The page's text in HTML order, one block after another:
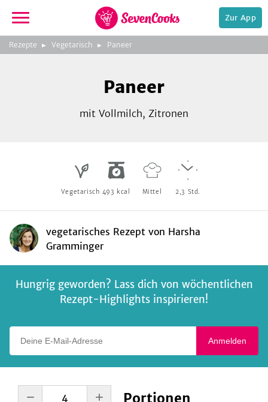
zur
Startseite
Zur App
Rezepte Vegetarisch Paneer
Paneer
mit Vollmilch, Zitronen
Vegetarisch 493 kcal Mittel 2,3 Std.
vegetarisches Rezept von Harsha
Gramminger
Hungrig geworden? Lass dich von wöchentlichen
Rezept-Highlights inspirieren!
Anmelden
Portionen